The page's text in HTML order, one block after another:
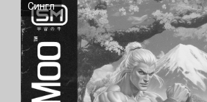
Сингл